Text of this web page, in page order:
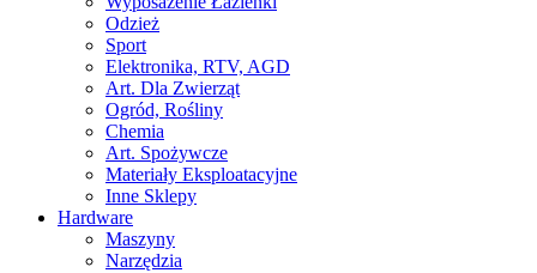
Odzież
Sport
Elektronika, RTV, AGD
Art. Dla Zwierząt
Ogród, Rośliny
Chemia
Art. Spożywcze
Materiały Eksploatacyjne
Inne Sklepy
Hardware
Maszyny
Narzędzia